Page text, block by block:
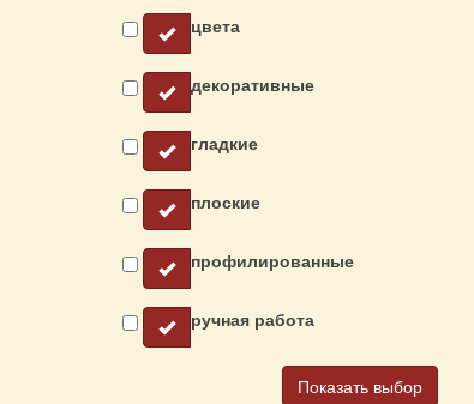
цвета
декоративные
гладкие
плоские
профилированные
ручная работа
Показать выбор